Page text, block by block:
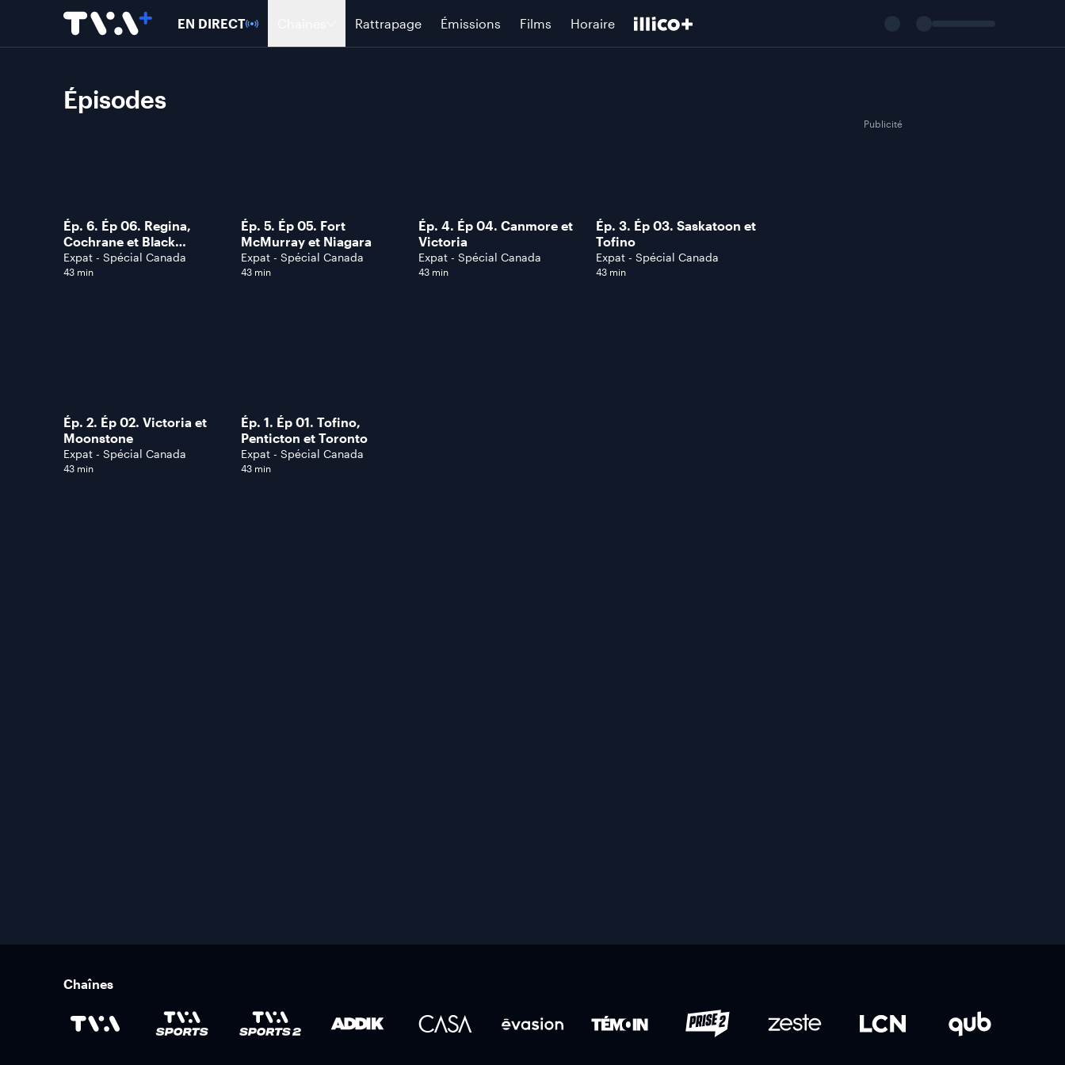
EN DIRECT Rattrapage Émissions Films Horaire
Épisodes
Ép. 6. Ép 06. Regina,
Cochrane et Black
Diamond
Expat - Spécial Canada
43 min
Ép. 5. Ép 05. Fort
McMurray et Niagara
Expat - Spécial Canada
43 min
Ép. 4. Ép 04. Canmore et
Victoria
Expat - Spécial Canada
43 min
Ép. 3. Ép 03. Saskatoon et
Tofino
Expat - Spécial Canada
43 min
Ép. 2. Ép 02. Victoria et
Moonstone
Expat - Spécial Canada
43 min
Ép. 1. Ép 01. Tofino,
Penticton et Toronto
Expat - Spécial Canada
43 min
Publicité
Chaînes